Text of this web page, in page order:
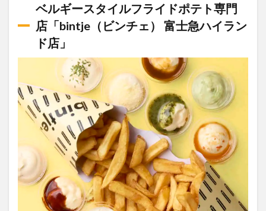
ベルギースタイルフライドポテト専門
店「bintje（ビンチェ） 富士急ハイラン
ド店」